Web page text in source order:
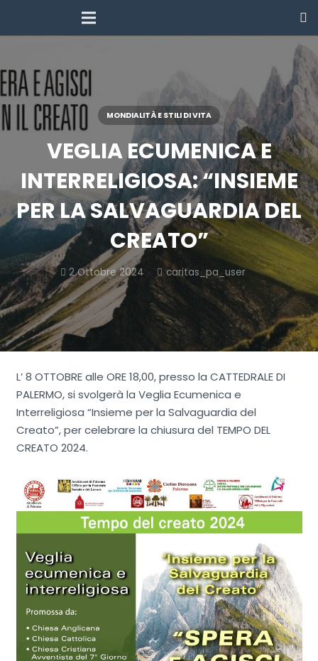
VEGLIA ECUMENICA E
INTERRELIGIOSA: “INSIEME
PER LA SALVAGUARDIA DEL
CREATO”
2 Ottobre 2024 caritas_pa_user
MONDIALITÀ E STILI DI VITA
L’ 8 OTTOBRE alle ORE 18,00, presso la CATTEDRALE DI
PALERMO, si svolgerà la Veglia Ecumenica e
Interreligiosa “Insieme per la Salvaguardia del
Creato”, per celebrare la chiusura del TEMPO DEL
CREATO 2024.